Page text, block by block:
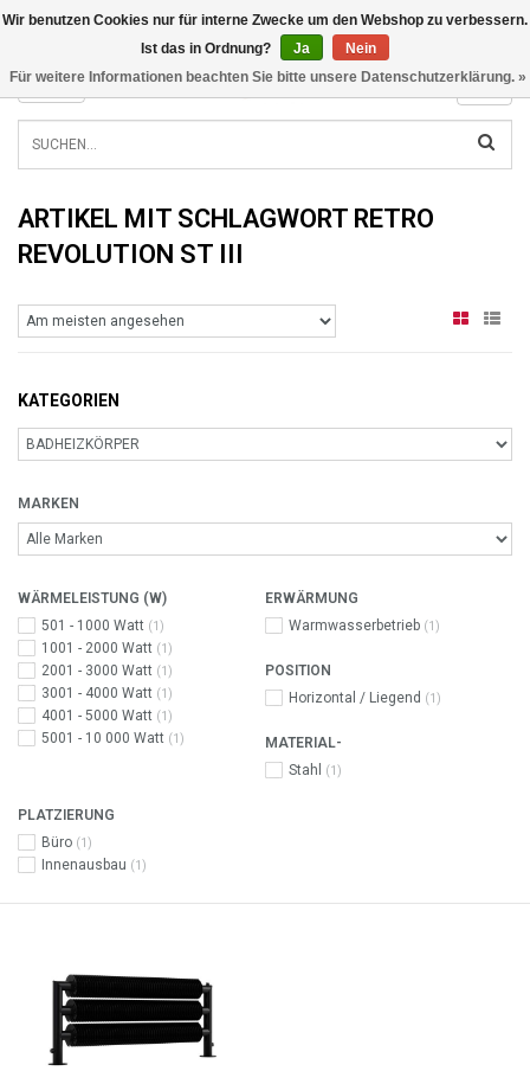
INFO@RADIATORS.SHOP
MENU
ARTIKEL MIT SCHLAGWORT RETRO
REVOLUTION ST III
KATEGORIEN
MARKEN
WÄRMELEISTUNG (W)
501 - 1000 Watt (1)
1001 - 2000 Watt (1)
2001 - 3000 Watt (1)
3001 - 4000 Watt (1)
4001 - 5000 Watt (1)
5001 - 10 000 Watt (1)
ERWÄRMUNG
Warmwasserbetrieb (1)
POSITION
Horizontal / Liegend (1)
MATERIAL-
Stahl
(1)
PLATZIERUNG
Büro (1)
Innenausbau (1)
Wir benutzen Cookies nur für interne Zwecke um den Webshop zu verbessern.
Ist das in Ordnung?
Ja
Nein
Für weitere Informationen beachten Sie bitte unsere Datenschutzerklärung. »